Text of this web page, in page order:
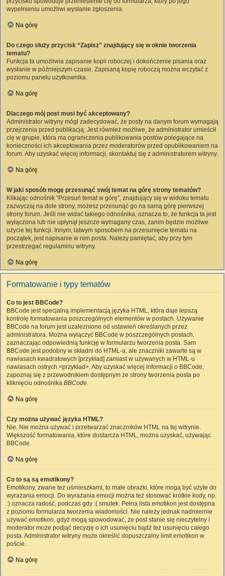
wypełnieniu umożliwi wysłanie zgłoszenia.
Na górę
Do czego służy przycisk “Zapisz” znajdujący się w oknie tworzenia
tematu?
Funkcja ta umożliwia zapisanie kopii roboczej i dokończenie pisania oraz
wysłanie w późniejszym czasie. Zapisaną kopię roboczą można wczytać z
poziomu panelu użytkownika.
Na górę
Dlaczego mój post musi być akceptowany?
Administrator witryny mógł zadecydować, że posty na danym forum wymagają
przejrzenia przed publikacją. Jest również możliwe, że administrator umieścił
cię w grupie, która ma ograniczenia publikowania postów polegające na
konieczności ich akceptowania przez moderatorów przed opublikowaniem na
forum. Aby uzyskać więcej informacji, skontaktuj się z administratorem witryny.
Na górę
W jaki sposób mogę przesunąć swój temat na górę strony tematów?
Klikając odnośnik “Przesuń temat w górę”, znajdujący się w widoku tematu
zazwyczaj na dole strony, możesz przesunąć go na samą górę pierwszej
strony forum. Jeśli nie widać takiego odnośnika, oznacza to, że funkcja ta jest
wyłączona lub nie upłynął jeszcze wymagany czas, zanim będzie możliwe
użycie tej funkcji. Innym, łatwym sposobem na przesunięcie tematu na
początek, jest napisanie w nim posta. Należy pamiętać, aby przy tym
przestrzegać regulaminu witryny.
Na górę
Formatowanie i typy tematów
Co to jest BBCode?
BBCode jest specjalną implementacją języka HTML, która daje lepszą
kontrolę formatowania poszczególnych elementów w postach. Używanie
BBCode na forum jest uzależnione od ustawień określanych przez
administratora. Można wyłączyć BBCode w poszczególnych postach,
zaznaczając odpowiednią funkcję w formularzu tworzenia posta. Sam
BBCode jest podobny w składni do HTML-a, ale znaczniki zawarte są w
nawiasach kwadratowych [przykład] zamiast w używanych w HTML-u
nawiasach ostrych <przykład>. Aby uzyskać więcej informacji o BBCode,
zapoznaj się z przewodnikiem dostępnym ze strony tworzenia posta po
kliknięciu odnośnika BBCode.
Na górę
Czy można używać języka HTML?
Nie. Nie można używać i przetwarzać znaczników HTML na tej witrynie.
Większość formatowania, które dostarcza HTML, można uzyskać, używając
BBCode.
Na górę
Co to są są emotikony?
Emotikony, zwane też uśmieszkami, to małe obrazki, które mogą być użyte do
wyrażania emocji. Do wyrażania emocji można też stosować krótkie kody, np.
:) oznacza radość, podczas gdy :( smutek. Pełna lista emotikon jest dostępna
z poziomu formularza tworzenia wiadomości. Nie należy jednak nadmiernie
używać emotikon, gdyż mogą spowodować, że post stanie się nieczytelny i
moderator może podjąć decyzję o ich usunięciu bądź też usunięciu całego
posta. Administrator witryny może określić dopuszczalny limit emotikon w
poście.
Na górę